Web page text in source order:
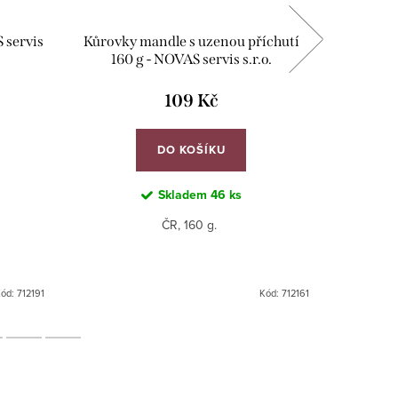
servis
712191
Kůrovky mandle s uzenou příchutí
160 g - NOVAS servis s.r.o.
109 Kč
DO KOŠÍKU
Skladem 46 ks
ČR, 160 g.
Kód: 712161